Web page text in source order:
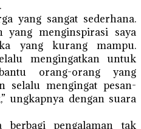
yang sangat sederhana.
yang menginspirasi saya
yang kurang mampu.
mengingatkan untuk
orang-orang yang
selalu mengingat pesan-
ungkapnya dengan suara
pengalaman tak